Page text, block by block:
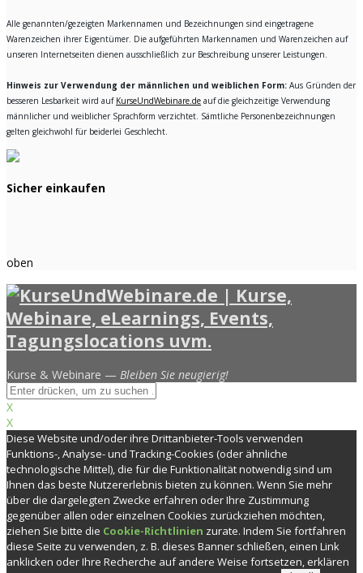
Alle genannten/gezeigten Markennamen und Bezeichnungen sind eingetragene
Warenzeichen ihrer Eigentümer. Die aufgeführten Markennamen und Warenzeichen auf
unseren Internetseiten dienen ausschließlich zur Beschreibung unserer Leistungen.
Hinweis zur Verwendung der männlichen und weiblichen Form: Aus Gründen der
besseren Lesbarkeit wird auf KurseUndWebinare.de auf die gleichzeitige Verwendung
männlicher und weiblicher Sprachform verzichtet. Sämtliche Personenbezeichnungen
gelten gleichwohl für beiderlei Geschlecht.
Sicher einkaufen
oben
Kurse & Webinare — Bleiben Sie neugierig!
X
X
Diese Website und/oder ihre Drittanbieter-Tools verwenden
Funktions-, Analyse- und Tracking-Cookies (oder ähnliche
technologische Mittel), die für die Funktionalität notwendig sind um
Ihnen das beste Nutzererlebnis bieten zu können. Wenn Sie mehr
über die dargelegten Zwecke erfahren oder Ihre Zustimmung
gegenüber allen oder einzelnen Cookies zurückziehen möchten,
ziehen Sie bitte die Cookie-Richtlinien zurate. Indem Sie fortfahren
diese Seite zu verwenden, z. B. dieses Banner schließen, einen Link
anklicken oder Ihre Recherche auf andere Weise fortsetzen, erklären